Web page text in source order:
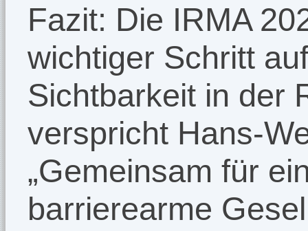
Fazit: Die IRMA
wichtiger Schritt
Sichtbarkeit in der
verspricht Hans-
„Gemeinsam für
barrierearme